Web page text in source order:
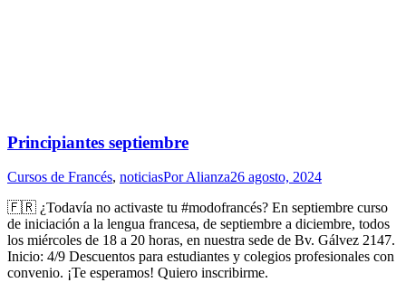
Principiantes septiembre
Cursos de Francés, noticiasPorAlianza26 agosto, 2024
🇫🇷 ¿Todavía no activaste tu #modofrancés? En septiembre curso
de iniciación a la lengua francesa, de septiembre a diciembre, todos
los miércoles de 18 a 20 horas, en nuestra sede de Bv. Gálvez 2147.
Inicio: 4/9 Descuentos para estudiantes y colegios profesionales con
convenio. ¡Te esperamos! Quiero inscribirme.